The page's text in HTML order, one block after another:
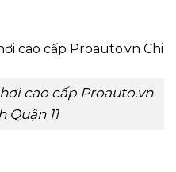
cao cấp Proauto.vn
Quận 11